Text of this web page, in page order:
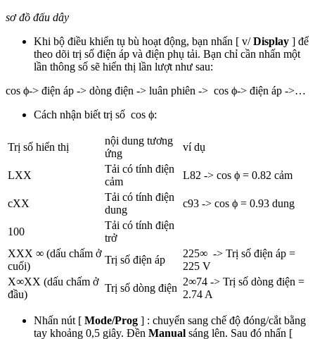
sơ đồ đấu dây
Khi bộ điều khiển tụ bù hoạt động, bạn nhấn [ v/Display ] để
theo dõi trị số điện áp và điện phụ tải. Bạn chỉ cần nhấn một
lần thông số sẽ hiển thị lần lượt như sau:
cos ϕ-> điện áp -> dòng điện -> luân phiên -> cos ϕ-> điện áp ->…
Cách nhận biết trị số cos ϕ:
Trị số hiển thị
nội dung tương
ứng
ví dụ
LXX
Tải có tính điện
cảm
L82 -> cos ϕ = 0.82 cảm
cXX
Tải có tính điện
dung
c93 -> cos ϕ = 0.93 dung
100
Tải có tính điện
trở
XXX ∞ (dấu chấm ở
cuối)
Trị số điện áp
225∞ -> Trị số điện áp =
225 V
X∞XX (dấu chấm ở
đầu)
Trị số dòng điện
2∞74 -> Trị số dòng điện =
2.74 A
Nhấn nút [ Mode/Prog ] : chuyển sang chế độ đóng/cắt bằng
tay khoảng 0,5 giây. Đền Manual sáng lên. Sau đó nhấn [